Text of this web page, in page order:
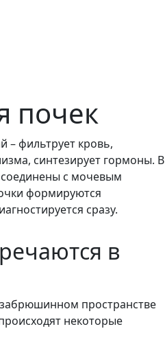
почек
– фильтрует кровь,
синтезирует гормоны. В
с мочевым
формируются
сразу.
в
пространстве
некоторые